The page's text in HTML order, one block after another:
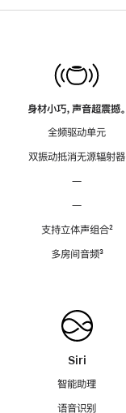
身材小巧，声音超震撼。
全频驱动单元
双振动抵消无源辐射器
—
—
支持立体声组合脚
²
多房间音频脚
³
Siri
智能助理
语音识别